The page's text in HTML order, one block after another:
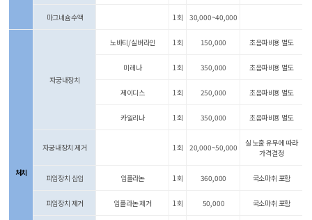
마그네슘수액 1회 30,000~40,000
처치
자궁내장치
노바티/실버라인 1회 150,000 초음파비용 별도
미레나 1회 350,000 초음파비용 별도
제이디스 1회 250,000 초음파비용 별도
카일리나 1회 350,000 초음파비용 별도
자궁내장치 제거 1회 20,000~50,000
실 노출 유무에 따라
가격결정
피임장치 삽입 임플라논 1회 360,000 국소마취 포함
피임장치 제거 임플라논 제거 1회 50,000 국소마취 포함